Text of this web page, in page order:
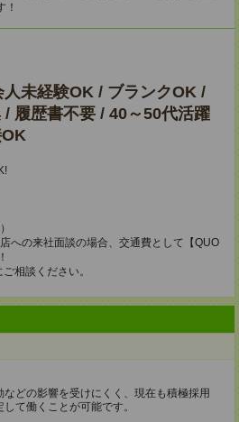
！
未経験OK / ブランクOK /
履歴書不要 / 40～50代活躍
への来社面談の場合、交通費として【QUO
相談ください。
どの影響を受けにくく、現在も積極採用
て働くことが可能です。